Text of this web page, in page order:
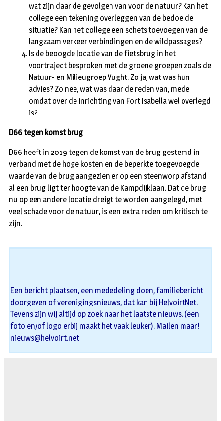
wat zijn daar de gevolgen van voor de natuur? Kan het
college een tekening overleggen van de bedoelde
situatie? Kan het college een schets toevoegen van de
langzaam verkeer verbindingen en de wildpassages?
Is de beoogde locatie van de fietsbrug in het
voortraject besproken met de groene groepen zoals de
Natuur- en Milieugroep Vught. Zo ja, wat was hun
advies? Zo nee, wat was daar de reden van, mede
omdat over de inrichting van Fort Isabella wel overlegd
is?
D66 tegen komst brug
D66 heeft in 2019 tegen de komst van de brug gestemd in
verband met de hoge kosten en de beperkte toegevoegde
waarde van de brug aangezien er op een steenworp afstand
al een brug ligt ter hoogte van de Kampdijklaan. Dat de brug
nu op een andere locatie dreigt te worden aangelegd, met
veel schade voor de natuur, is een extra reden om kritisch te
zijn.
Een bericht plaatsen, een mededeling doen, familiebericht
doorgeven of verenigingsnieuws, dat kan bij HelvoirtNet.
Tevens zijn wij altijd op zoek naar het laatste nieuws. (een
foto en/of logo erbij maakt het vaak leuker). Mailen maar!
nieuws@helvoirt.net